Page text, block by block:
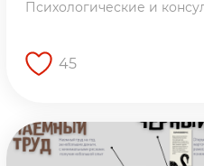
Психологические и
45